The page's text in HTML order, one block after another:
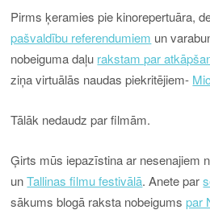
Pirms ķeramies pie kinorepertuāra,
pašvaldību referendumiem un
nobeiguma daļu rakstam par
ziņa virtuālās naudas piekritējiem-
Tālāk nedaudz par filmām.
Ģirts mūs iepazīstina ar nesenajiem
unTallinas filmu festivālā. Anete par
sākums blogā raksta nobeigumspar